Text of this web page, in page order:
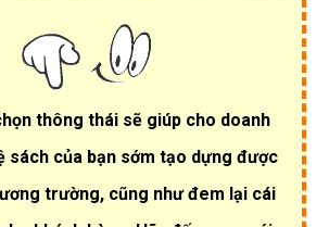
thông thái sẽ giúp cho doanh
sách của bạn sớm tạo dựng được
trường, cũng như đem lại cái